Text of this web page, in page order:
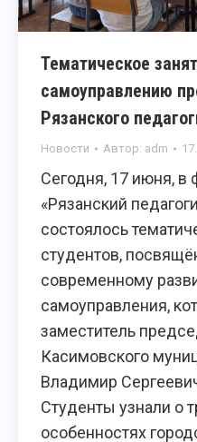
Тематическое
самоуправлению
Рязанского
Новости Автор: adm
Сегодня, 17 июня,
«Рязанский
состоялось
студентов,
современному
самоуправления,
заместитель
Касимовского
Владимир
Студенты узнали о
особенностях